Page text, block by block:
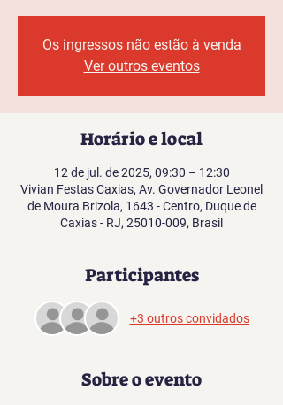
Os ingressos não estão à venda
Ver outros eventos
Horário e local
12 de jul. de 2025, 09:30 – 12:30
Vivian Festas Caxias, Av. Governador Leonel
de Moura Brizola, 1643 - Centro, Duque de
Caxias - RJ, 25010-009, Brasil
Participantes
+3 outros convidados
Sobre o evento